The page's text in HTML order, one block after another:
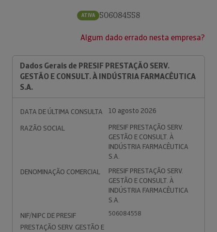
ATIVA 506084558
Algum dado errado nesta empresa?
Dados Gerais de PRESIF PRESTAÇÃO SERV.
GESTÃO E CONSULT. À INDÚSTRIA FARMACÊUTICA
S.A.
DATA DE ÚLTIMA CONSULTA
10 agosto 2026
RAZÃO SOCIAL
PRESIF PRESTAÇÃO SERV.
GESTÃO E CONSULT. À
INDÚSTRIA FARMACÊUTICA
S.A.
DENOMINAÇÃO COMERCIAL
PRESIF PRESTAÇÃO SERV.
GESTÃO E CONSULT. À
INDÚSTRIA FARMACÊUTICA
S.A.
NIF/NIPC DE PRESIF
PRESTAÇÃO SERV. GESTÃO E
506084558